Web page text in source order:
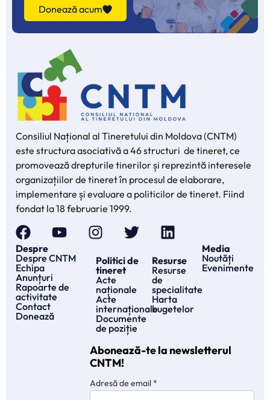
Donează acum
Consiliul Național al Tineretului din Moldova (CNTM)
este structura asociativă a 46 structuri de tineret, ce
promovează drepturile tinerilor și reprezintă interesele
organizațiilor de tineret în procesul de elaborare,
implementare și evaluare a politicilor de tineret. Fiind
fondat la 18 februarie 1999.
Despre
Despre CNTM
Echipa
Anunțuri
Rapoarte de
activitate
Contact
Donează
Politici de
tineret
Acte
naționale
Acte
internaționale
Documente
de poziție
Resurse
Resurse
de
specialitate
Harta
bugetelor
Media
Noutăți
Evenimente
Abonează-te la newsletterul
CNTM!
Adresă de email*